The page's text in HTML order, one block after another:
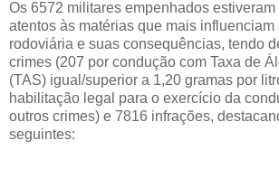
Os 6572 militares empenhados
atentos às matérias que mais
rodoviária e suas consequências, tendo
crimes (207 por condução com Taxa de
(TAS) igual/superior a 1,20 gramas por
habilitação legal para o exercício da
outros crimes) e 7816 infrações,
seguintes: